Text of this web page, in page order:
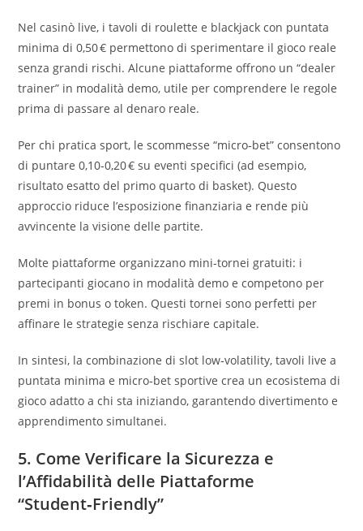
Nel casinò live, i tavoli di roulette e blackjack con puntata
minima di 0,50 € permettono di sperimentare il gioco reale
senza grandi rischi. Alcune piattaforme offrono un “dealer
trainer” in modalità demo, utile per comprendere le regole
prima di passare al denaro reale.
Per chi pratica sport, le scommesse “micro‑bet” consentono
di puntare 0,10‑0,20 € su eventi specifici (ad esempio,
risultato esatto del primo quarto di basket). Questo
approccio riduce l’esposizione finanziaria e rende più
avvincente la visione delle partite.
Molte piattaforme organizzano mini‑tornei gratuiti: i
partecipanti giocano in modalità demo e competono per
premi in bonus o token. Questi tornei sono perfetti per
affinare le strategie senza rischiare capitale.
In sintesi, la combinazione di slot low‑volatility, tavoli live a
puntata minima e micro‑bet sportive crea un ecosistema di
gioco adatto a chi sta iniziando, garantendo divertimento e
apprendimento simultanei.
5. Come Verificare la Sicurezza e
l’Affidabilità delle Piattaforme
“Student‑Friendly”